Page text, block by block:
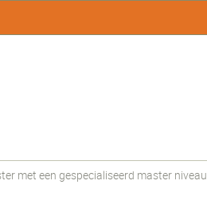
met een gespecialiseerd master niveau.